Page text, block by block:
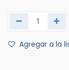
Agregar a la